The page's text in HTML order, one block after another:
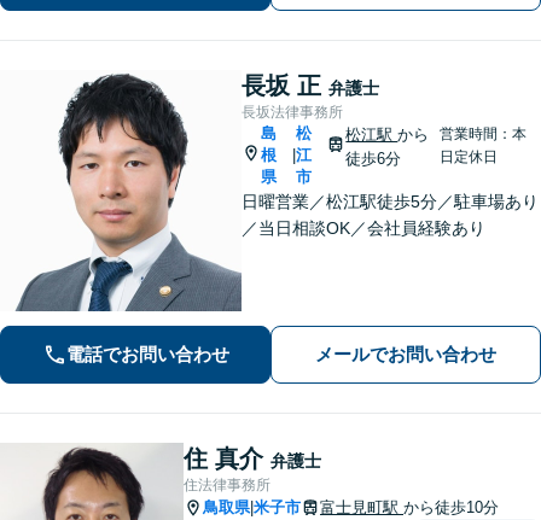
とでもまずはお気軽にご相談くださ
い。
長坂 正 弁護士
長坂法律事務所
島
根
県
松
江
市
松江駅から
徒歩6分
営業時間：本
日定休日
日曜営業／松江駅徒歩5分／駐車場あり
／当日相談OK／会社員経験あり
電話でお問い合わせ メールでお問い合わせ
住 真介 弁護士
住法律事務所
鳥取県|米子市 富士見町駅 から徒歩10分